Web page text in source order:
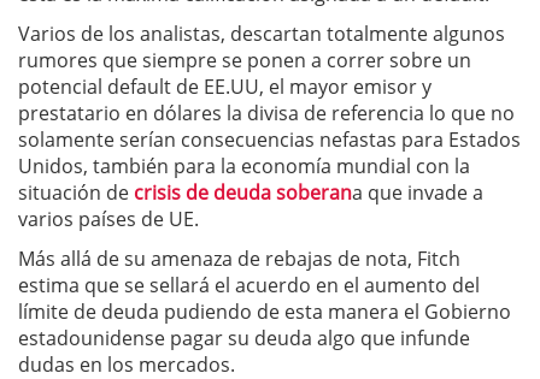
Varios de los analistas, descartan totalmente algunos
rumores que siempre se ponen a correr sobre un
potencial default de EE.UU, el mayor emisor y
prestatario en dólares la divisa de referencia lo que no
solamente serían consecuencias nefastas para Estados
Unidos, también para la economía mundial con la
situación de crisis de deuda soberana que invade a
varios países de UE.
Más allá de su amenaza de rebajas de nota, Fitch
estima que se sellará el acuerdo en el aumento del
límite de deuda pudiendo de esta manera el Gobierno
estadounidense pagar su deuda algo que infunde
dudas en los mercados.